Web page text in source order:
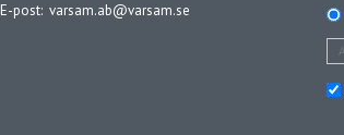
E-post: varsam.ab@varsam.se